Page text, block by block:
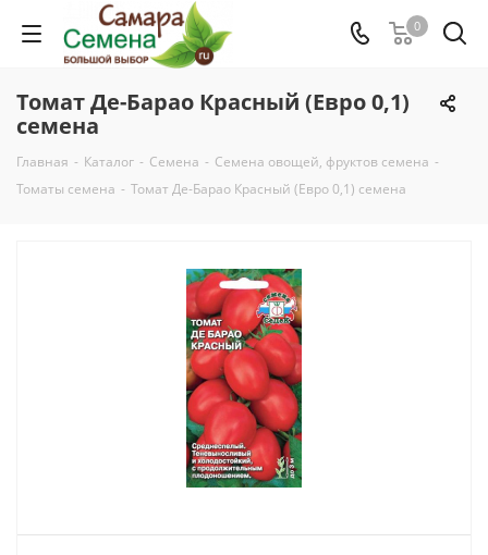
0
Томат Де-Барао Красный (Евро 0,1)
семена
Главная - Каталог - Семена - Семена овощей, фруктов семена -
Томаты семена - Томат Де-Барао Красный (Евро 0,1) семена